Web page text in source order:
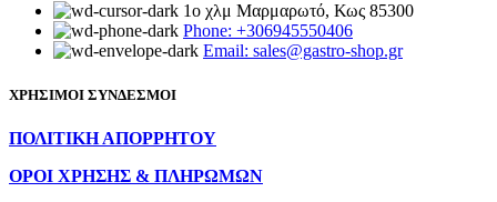
1ο χλμ Μαρμαρωτό, Κως 85300
Phone: +306945550406
Email: sales@gastro-shop.gr
ΧΡΗΣΙΜΟΙ ΣΥΝΔΕΣΜΟΙ
ΠΟΛΙΤΙΚΗ ΑΠΟΡΡΗΤΟΥ
ΟΡΟΙ ΧΡΗΣΗΣ & ΠΛΗΡΩΜΩΝ